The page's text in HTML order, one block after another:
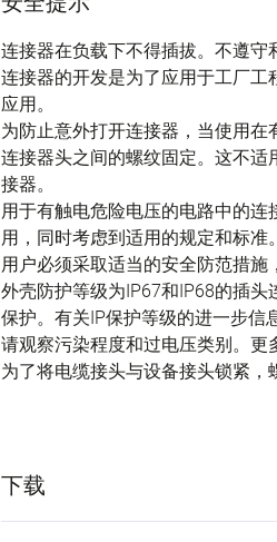
连接器在负载下不得插拔。不遵守
连接器的开发是为了应用于工厂
应用。
为防止意外打开连接器，当使用
连接器头之间的螺纹固定。这不适
接器。
用于有触电危险电压的电路中的
用，同时考虑到适用的规定和标准。
用户必须采取适当的安全防范措
外壳防护等级为IP67和IP68的插
保护。有关IP保护等级的进一步信
请观察污染程度和过电压类别。更
为了将电缆接头与设备接头锁紧，
下载